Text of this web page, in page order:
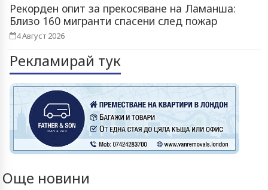
Рекорден опит за прекосяване на Ламанша:
Близо 160 мигранти спасени след пожар
4 Август 2026
Рекламирай тук
Още новини